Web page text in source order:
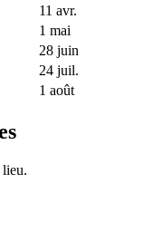
11 avr.
1 mai
28 juin
24 juil.
1 août
lieu.